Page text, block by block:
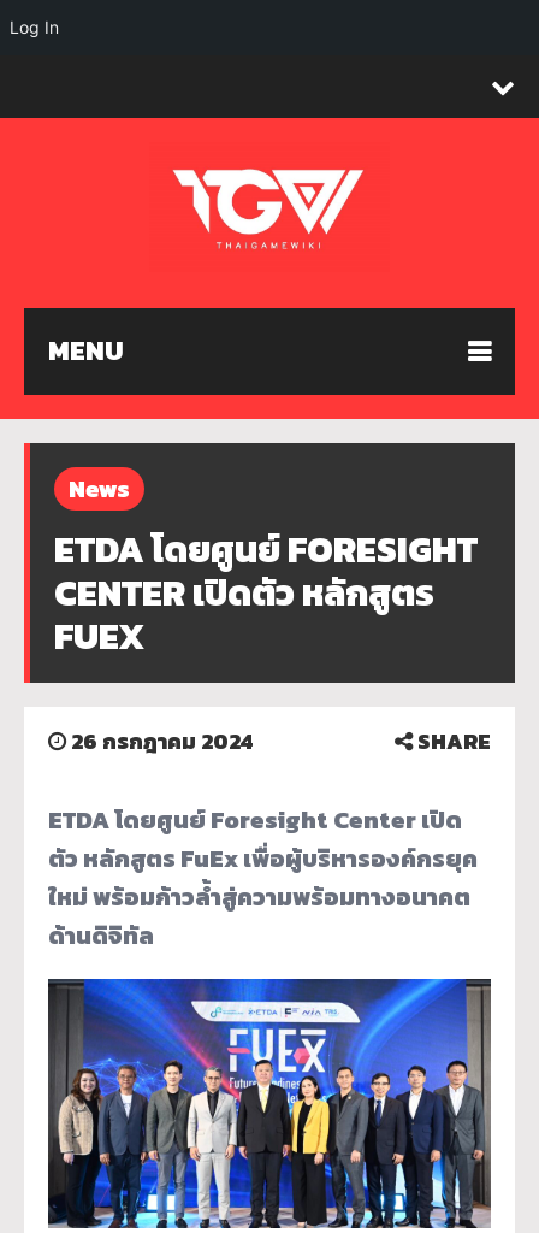
MENU
News
ETDA โดยศูนย์ FORESIGHT
CENTER เปิดตัว หลักสูตร
FUEX
26 กรกฎาคม 2024 SHARE
ETDA โดยศูนย์ Foresight Center เปิด
ตัว หลักสูตร FuEx เพื่อผู้บริหารองค์กรยุค
ใหม่ พร้อมก้าวล้ำสู่ความพร้อมทางอนาคต
ด้านดิจิทัล
Log In